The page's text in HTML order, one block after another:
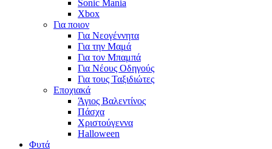
Sonic Mania
Xbox
Για ποιον
Για Νεογέννητα
Για την Μαμά
Για τον Μπαμπά
Για Νέους Οδηγούς
Για τους Ταξιδιώτες
Εποχιακά
Άγιος Βαλεντίνος
Πάσχα
Χριστούγεννα
Halloween
Φυτά